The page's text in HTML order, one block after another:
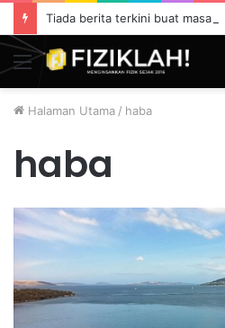
Tiada berita terkini buat masa ini.
Menu
Halaman Utama / haba
haba